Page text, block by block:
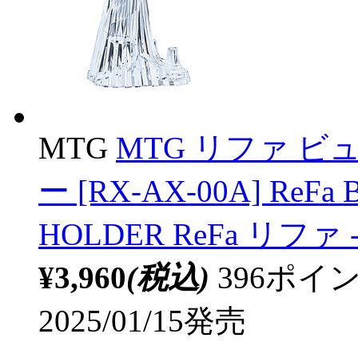
MTG MTG リファ ビ
ー [RX-AX-00A] ReFa
HOLDER ReFa リフ
¥3,960(税込) 396ポイ
2025/01/15発売